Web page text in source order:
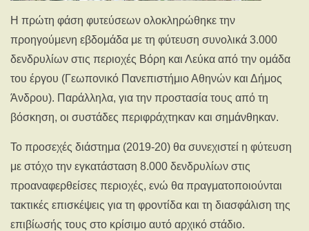
Η πρώτη φάση φυτεύσεων ολοκληρώθηκε την
προηγούμενη εβδομάδα με τη φύτευση συνολικά 3.000
δενδρυλίων στις περιοχές Βόρη και Λεύκα από την ομάδα
του έργου (Γεωπονικό Πανεπιστήμιο Αθηνών και Δήμος
Άνδρου). Παράλληλα, για την προστασία τους από τη
βόσκηση, οι συστάδες περιφράχτηκαν και σημάνθηκαν.
Το προσεχές διάστημα (2019-20) θα συνεχιστεί η φύτευση
με στόχο την εγκατάσταση 8.000 δενδρυλίων στις
προαναφερθείσες περιοχές, ενώ θα πραγματοποιούνται
τακτικές επισκέψεις για τη φροντίδα και τη διασφάλιση της
επιβίωσής τους στο κρίσιμο αυτό αρχικό στάδιο.